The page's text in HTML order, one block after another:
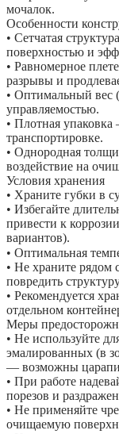
мочалок.
Особенности
• Сетчатая
поверхностью и
• Равномерное
разрывы и
• Оптимальный вес
управляемостью.
• Плотная
транспортировке.
• Однородная
воздействие на
Условия хранения
• Храните губки в
• Избегайте
привести к
вариантов).
• Оптимальная
• Не храните рядом
повредить
• Рекомендуется
отдельном
Меры
• Не используйте
эмалированных (в
— возможны
• При работе
порезов и
• Не применяйте
очищаемую